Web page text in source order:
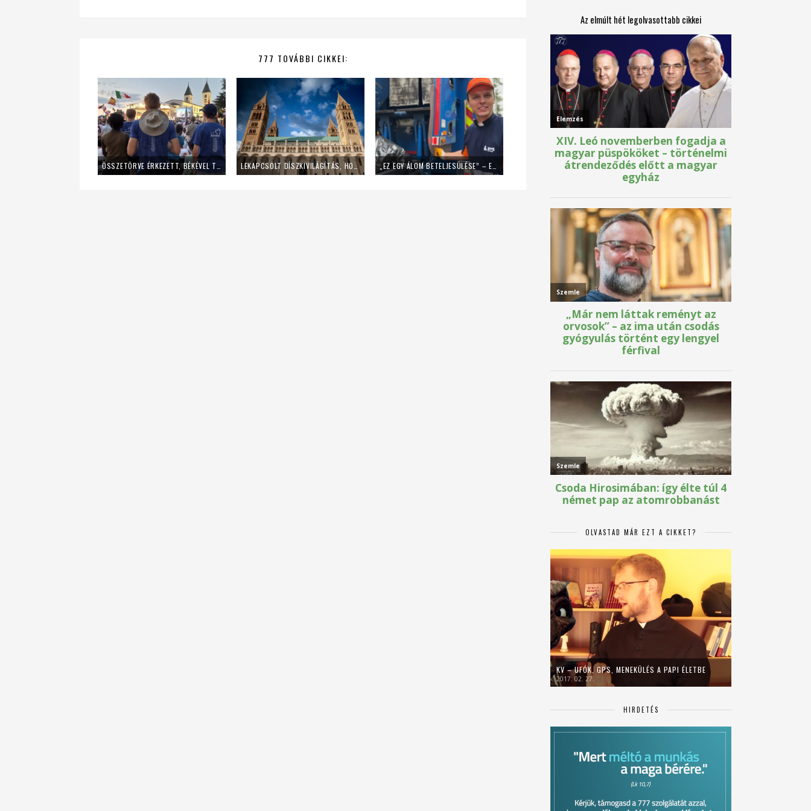
777 TOVÁBBI CIKKEI:
ÖSSZETÖRVE ÉRKEZETT, BÉKÉVEL TÁVOZOTT A MLADIFESTRŐL – EGY FIATAL LÁNY TANÚSÁGTÉTELE LEKAPCSOLT DÍSZKIVILÁGÍTÁS, HOME OFFICE – ÍGY SPÓROL AZ ENERGIÁVAL A PÉCSI EGYHÁZMEGYE „EZ EGY ÁLOM BETELJESÜLÉSE” – EGY NAPIG KUKÁSNAK ÁLLT EGY LENGYEL PAP
Az elmúlt hét legolvasottabb cikkei
OLVASTAD MÁR EZT A CIKKET?
KV – UFÓK, GPS, MENEKÜLÉS A PAPI ÉLETBE
2017. 02. 27.
HIRDETÉS